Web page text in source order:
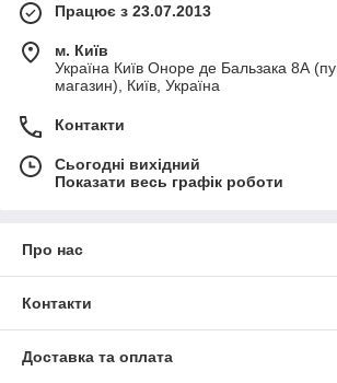
Працює з 23.07.2013
м. Київ
Україна Київ Оноре де Бальзака 8А
магазин), Київ, Україна
Контакти
Сьогодні вихідний
Показати весь графік роботи
Про нас
Контакти
Доставка та оплата